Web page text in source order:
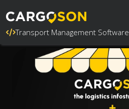
Transport Management Software